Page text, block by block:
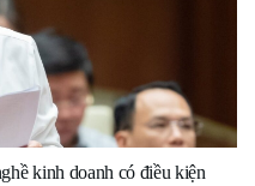
kinh doanh có điều kiện